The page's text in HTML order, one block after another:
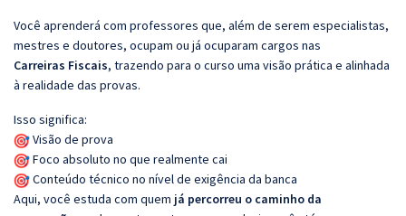
Você aprenderá com professores que, além de serem especialistas,
mestres e doutores, ocupam ou já ocuparam cargos nas
Carreiras Fiscais, trazendo para o curso uma visão prática e alinhada
à realidade das provas.
Isso significa:
Visão de prova
Foco absoluto no que realmente cai
Conteúdo técnico no nível de exigência da banca
Aqui, você estuda com quem já percorreu o caminho da